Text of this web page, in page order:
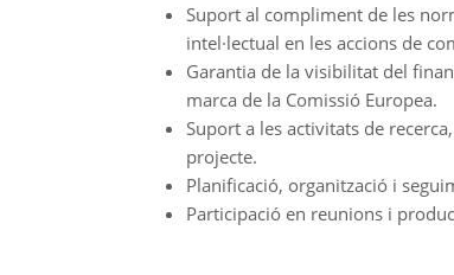
Suport al compliment de les
intel·lectual en les accions de
Garantia de la visibilitat del
marca de la Comissió Europea.
Suport a les activitats de
projecte.
Planificació, organització i
Participació en reunions i